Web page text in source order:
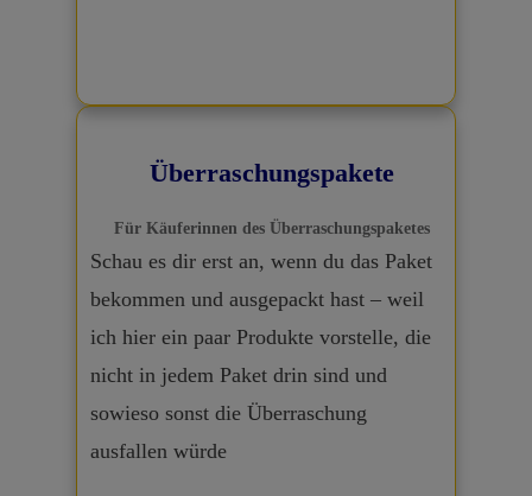
Überraschungspakete
Für Käuferinnen des Überraschungspaketes
Schau es dir erst an, wenn du das Paket
bekommen und ausgepackt hast – weil
ich hier ein paar Produkte vorstelle, die
nicht in jedem Paket drin sind und
sowieso sonst die Überraschung
ausfallen würde